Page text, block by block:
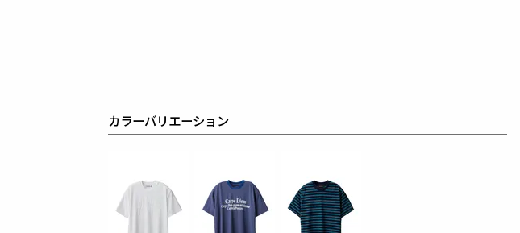
カラーバリエーション